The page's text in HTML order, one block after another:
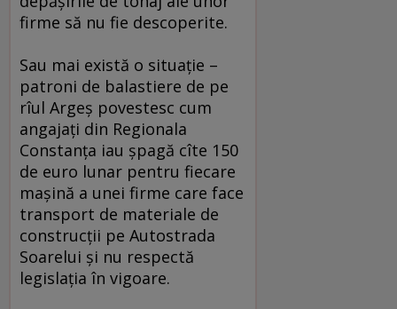
firme să nu fie descoperite.
Sau mai există o situaţie –
patroni de balastiere de pe
rîul Argeş povestesc cum
angajaţi din Regionala
Constanţa iau şpagă cîte 150
de euro lunar pentru fiecare
maşină a unei firme care face
transport de materiale de
construcţii pe Autostrada
Soarelui şi nu respectă
legislaţia în vigoare.